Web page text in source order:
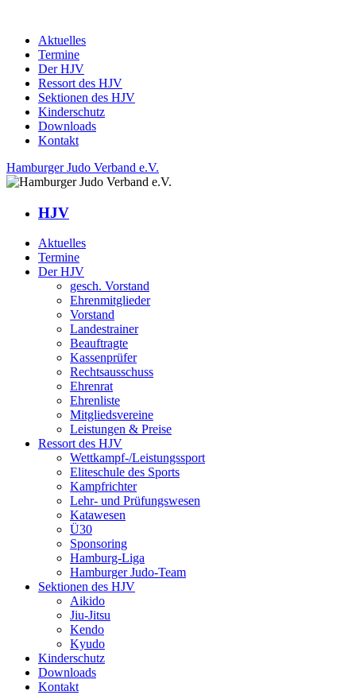
Aktuelles
Termine
Der HJV
Ressort des HJV
Sektionen des HJV
Kinderschutz
Downloads
Kontakt
Hamburger Judo Verband e.V.
HJV
Aktuelles
Termine
Der HJV
gesch. Vorstand
Ehrenmitglieder
Vorstand
Landestrainer
Beauftragte
Kassenprüfer
Rechtsausschuss
Ehrenrat
Ehrenliste
Mitgliedsvereine
Leistungen & Preise
Ressort des HJV
Wettkampf-/Leistungssport
Eliteschule des Sports
Kampfrichter
Lehr- und Prüfungswesen
Katawesen
Ü30
Sponsoring
Hamburg-Liga
Hamburger Judo-Team
Sektionen des HJV
Aikido
Jiu-Jitsu
Kendo
Kyudo
Kinderschutz
Downloads
Kontakt